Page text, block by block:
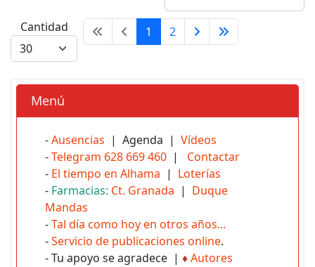
Cantidad 1 2
Menú
-Ausencias | Agenda | Vídeos
-Telegram 628 669 460 | Contactar
- El tiempo en Alhama | Loterías
- Farmacias: Ct. Granada | Duque
Mandas
-Tal día como hoy en otros años...
-Servicio de publicaciones online.
- Tu apoyo se agradece | ♦Autores